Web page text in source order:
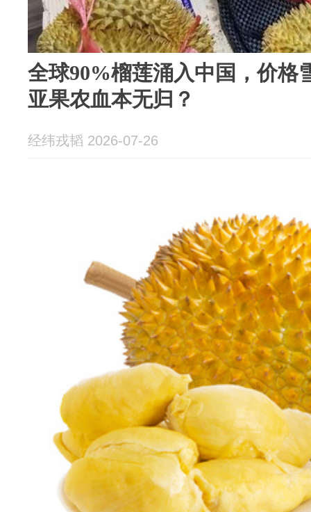
全球90%榴莲涌入中国，价格
亚果农血本无归？
经纬戎韬 2026-07-26